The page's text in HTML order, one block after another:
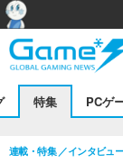
特集 PCゲ
連載・特集 インタビュ